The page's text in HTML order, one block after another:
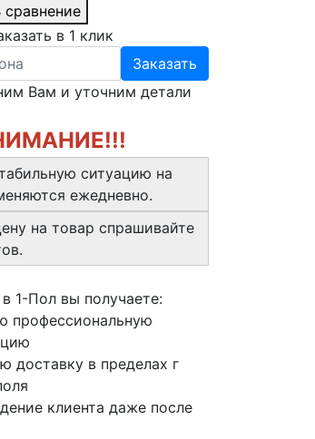
сравнение
в 1 клик
Заказать
Вам и уточним детали
ситуацию на
ежедневно.
на товар спрашивайте
1-Пол вы получаете:
профессиональную
доставку в пределах г
клиента даже после